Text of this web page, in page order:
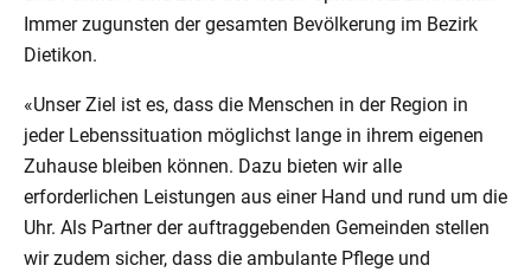
Immer zugunsten der gesamten Bevölkerung im Bezirk
Dietikon.
«Unser Ziel ist es, dass die Menschen in der Region in
jeder Lebenssituation möglichst lange in ihrem eigenen
Zuhause bleiben können. Dazu bieten wir alle
erforderlichen Leistungen aus einer Hand und rund um die
Uhr. Als Partner der auftraggebenden Gemeinden stellen
wir zudem sicher, dass die ambulante Pflege und